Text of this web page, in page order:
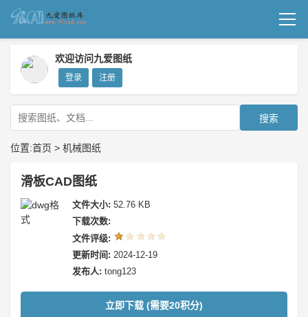
机械图纸
成套图纸
技术文档
我要上传
欢迎访问九爱图纸
登录 注册
搜索
位置:首页 > 机械图纸
滑板CAD图纸
文件大小: 52.76 KB
下载次数:
文件评级:
更新时间: 2024-12-19
发布人: tong123
立即下载 (需要20积分)